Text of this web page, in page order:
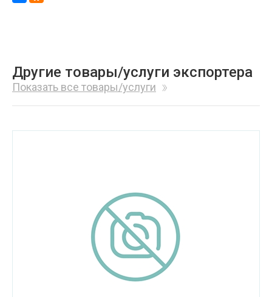
Другие товары/услуги экспортера
Показать все товары/услуги